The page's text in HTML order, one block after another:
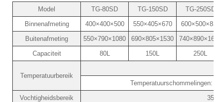
Model TG-80SD TG-150SD
TG-250SD
Binnenafmeting
400×400×500 550×405×670
600×500×830
Buitenafmeting
550×790×1080 690×805×1530
740×890×1680
Capaciteit
80L 150L 250L
Temperatuurbereik
Temperatuurschommelingen:
Vochtigheidsbereik